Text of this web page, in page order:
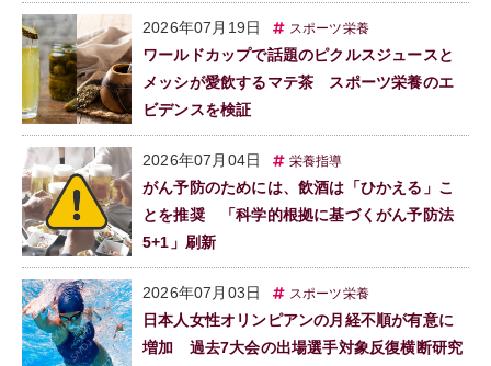
2026年07月19日 スポーツ栄養
ワールドカップで話題のピクルスジュースと
メッシが愛飲するマテ茶 スポーツ栄養のエ
ビデンスを検証
2026年07月04日 栄養指導
がん予防のためには、飲酒は「ひかえる」こ
とを推奨 「科学的根拠に基づくがん予防法
5+1」刷新
2026年07月03日 スポーツ栄養
日本人女性オリンピアンの月経不順が有意に
増加 過去7大会の出場選手対象反復横断研究